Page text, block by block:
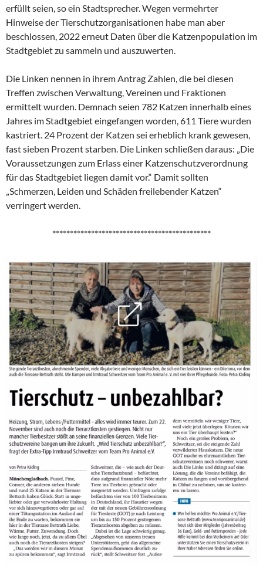
erfüllt seien, so ein Stadtsprecher. Wegen vermehrter
Hinweise der Tierschutzorganisationen habe man aber
beschlossen, 2022 erneut Daten über die Katzenpopulation im
Stadtgebiet zu sammeln und auszuwerten.
Die Linken nennen in ihrem Antrag Zahlen, die bei diesen
Treffen zwischen Verwaltung, Vereinen und Fraktionen
ermittelt wurden. Demnach seien 782 Katzen innerhalb eines
Jahres im Stadtgebiet eingefangen worden, 611 Tiere wurden
kastriert. 24 Prozent der Katzen sei erheblich krank gewesen,
fast sieben Prozent starben. Die Linken schließen daraus: „Die
Voraussetzungen zum Erlass einer Katzenschutzverordnung
für das Stadtgebiet liegen damit vor.“ Damit sollten
„Schmerzen, Leiden und Schäden freilebender Katzen“
verringert werden.
*********************************************